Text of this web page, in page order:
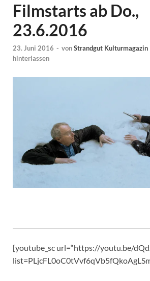
Filmstarts ab Do.,
23.6.2016
23. Juni 2016 - vonStrandgut Kulturmagazin
hinterlassen
[youtube_sc url=“https://youtu.be/